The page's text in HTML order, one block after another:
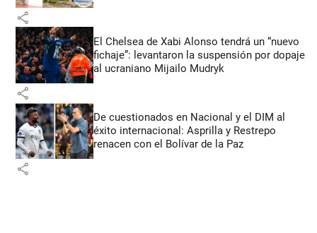
share
El Chelsea de Xabi Alonso tendrá un “nuevo
fichaje”: levantaron la suspensión por dopaje
al ucraniano Mijailo Mudryk
share
De cuestionados en Nacional y el DIM al
éxito internacional: Asprilla y Restrepo
renacen con el Bolívar de la Paz
share